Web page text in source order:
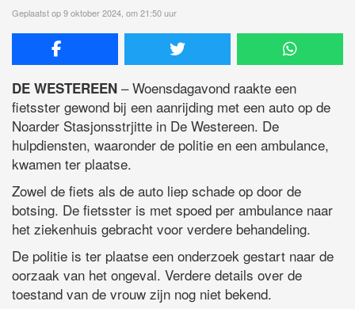
Geplaatst op 9 oktober 2024, om 21:50 uur
DE WESTEREEN – Woensdagavond raakte een
fietsster gewond bij een aanrijding met een auto op de
Noarder Stasjonsstrjitte in De Westereen. De
hulpdiensten, waaronder de politie en een ambulance,
kwamen ter plaatse.
Zowel de fiets als de auto liep schade op door de
botsing. De fietsster is met spoed per ambulance naar
het ziekenhuis gebracht voor verdere behandeling.
De politie is ter plaatse een onderzoek gestart naar de
oorzaak van het ongeval. Verdere details over de
toestand van de vrouw zijn nog niet bekend.